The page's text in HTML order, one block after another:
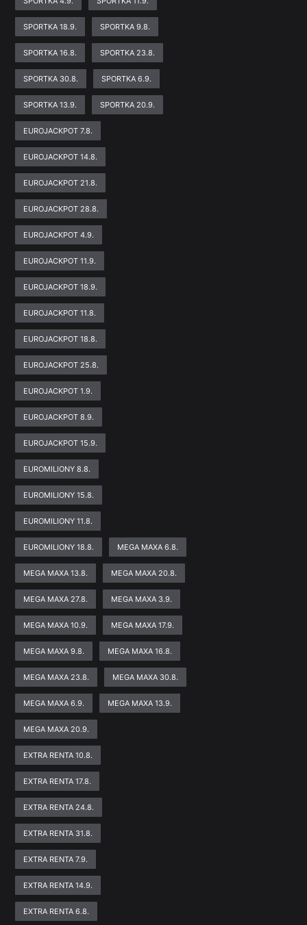
SPORTKA 18.9. SPORTKA 9.8.
SPORTKA 16.8. SPORTKA 23.8.
SPORTKA 30.8. SPORTKA 6.9.
SPORTKA 13.9. SPORTKA 20.9.
EUROJACKPOT 7.8.
EUROJACKPOT 14.8.
EUROJACKPOT 21.8.
EUROJACKPOT 28.8.
EUROJACKPOT 4.9.
EUROJACKPOT 11.9.
EUROJACKPOT 18.9.
EUROJACKPOT 11.8.
EUROJACKPOT 18.8.
EUROJACKPOT 25.8.
EUROJACKPOT 1.9.
EUROJACKPOT 8.9.
EUROJACKPOT 15.9.
EUROMILIONY 8.8.
EUROMILIONY 15.8.
EUROMILIONY 11.8.
EUROMILIONY 18.8. MEGA MAXA 6.8.
MEGA MAXA 13.8. MEGA MAXA 20.8.
MEGA MAXA 27.8. MEGA MAXA 3.9.
MEGA MAXA 10.9. MEGA MAXA 17.9.
MEGA MAXA 9.8. MEGA MAXA 16.8.
MEGA MAXA 23.8. MEGA MAXA 30.8.
MEGA MAXA 6.9. MEGA MAXA 13.9.
MEGA MAXA 20.9.
EXTRA RENTA 10.8.
EXTRA RENTA 17.8.
EXTRA RENTA 24.8.
EXTRA RENTA 31.8.
EXTRA RENTA 7.9.
EXTRA RENTA 14.9.
EXTRA RENTA 6.8.